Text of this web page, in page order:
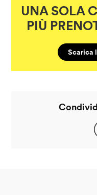
UNA SOLA
PIÙ
Scarica